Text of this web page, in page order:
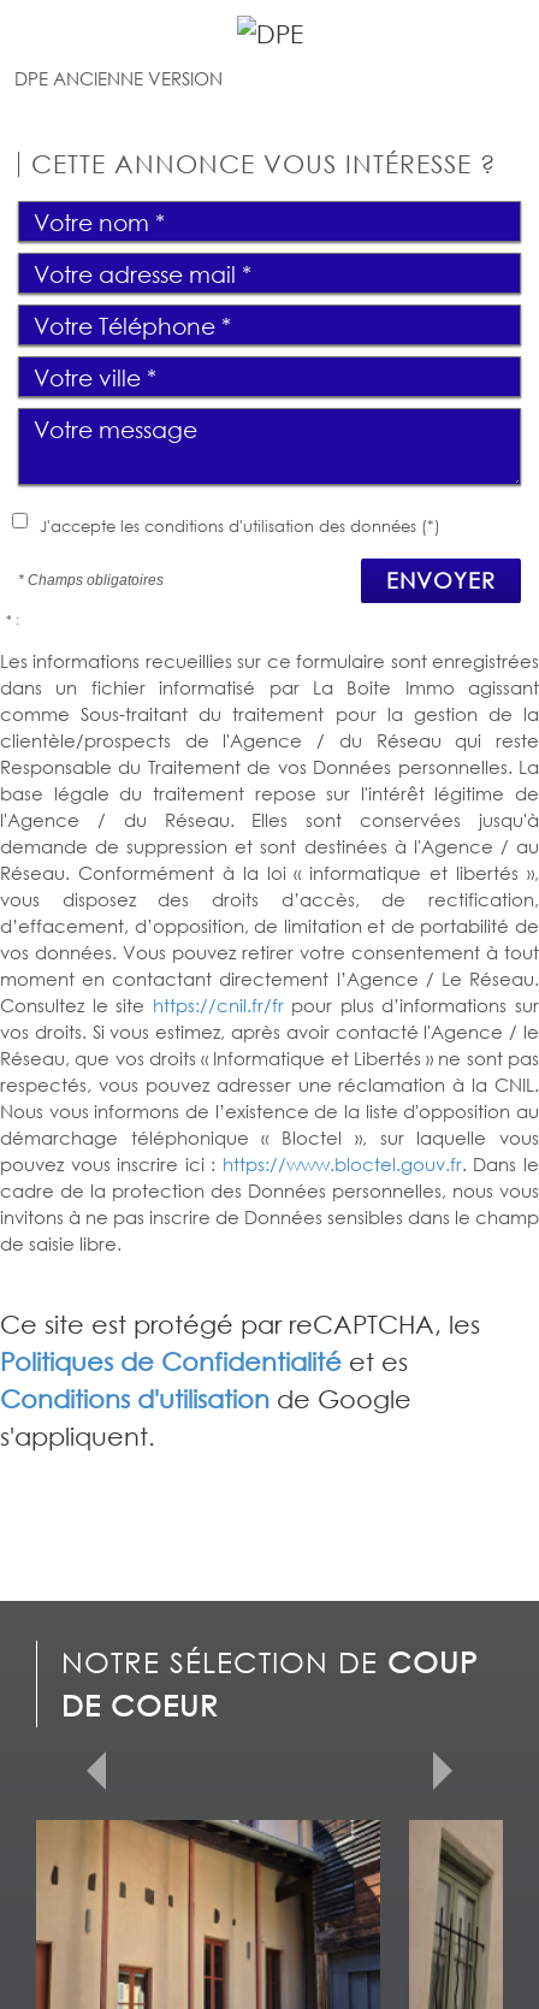
DPE ANCIENNE VERSION
CETTE ANNONCE VOUS INTÉRESSE ?
J'accepte les conditions d'utilisation des données (*)
* Champs obligatoires ENVOYER
* :
Les informations recueillies sur ce formulaire sont enregistrées
dans un fichier informatisé par La Boite Immo agissant
comme Sous-traitant du traitement pour la gestion de la
clientèle/prospects de l'Agence / du Réseau qui reste
Responsable du Traitement de vos Données personnelles. La
base légale du traitement repose sur l'intérêt légitime de
l'Agence / du Réseau. Elles sont conservées jusqu'à
demande de suppression et sont destinées à l'Agence / au
Réseau. Conformément à la loi « informatique et libertés »,
vous disposez des droits d’accès, de rectification,
d’effacement, d’opposition, de limitation et de portabilité de
vos données. Vous pouvez retirer votre consentement à tout
moment en contactant directement l’Agence / Le Réseau.
Consultez le site https://cnil.fr/frpour plus d’informations sur
vos droits. Si vous estimez, après avoir contacté l'Agence / le
Réseau, que vos droits « Informatique et Libertés » ne sont pas
respectés, vous pouvez adresser une réclamation à la CNIL.
Nous vous informons de l’existence de la liste d'opposition au
démarchage téléphonique « Bloctel », sur laquelle vous
pouvez vous inscrire ici : https://www.bloctel.gouv.fr. Dans le
cadre de la protection des Données personnelles, nous vous
invitons à ne pas inscrire de Données sensibles dans le champ
de saisie libre.
Ce site est protégé par reCAPTCHA, les
Politiques de Confidentialité et es
Conditions d'utilisation de Google
s'appliquent.
NOTRE SÉLECTION DE COUP
DE COEUR